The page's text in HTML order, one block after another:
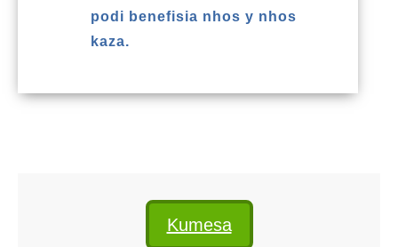
podi benefisia nhos y nhos
kaza.
Kumesa